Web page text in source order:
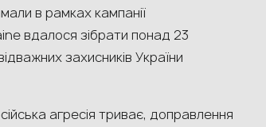
в рамках кампанії
вдалося зібрати понад 23
захисників України
агресія триває, доправлення